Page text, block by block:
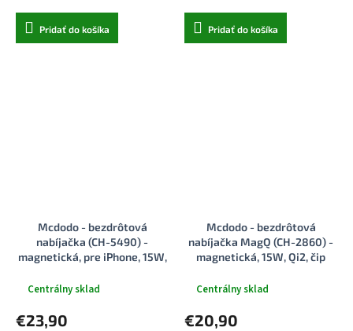
Pridať do košíka Pridať do košíka
Mcdodo - bezdrôtová
nabíjačka (CH-5490) -
magnetická, pre iPhone, 15W,
Centrálny sklad
€23,90
Mcdodo - bezdrôtová
nabíjačka MagQ (CH-2860) -
magnetická, 15W, Qi2, čip
Centrálny sklad
€20,90